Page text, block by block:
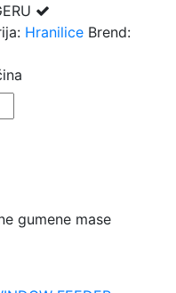
Hranilice Brend:
gumene mase